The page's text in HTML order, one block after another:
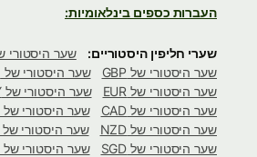
העברות כספים בינלאומיות:
שערי חליפין היסטוריים:
שער היסטורי של AUD
שער היסטורי של GBP
שער היסטורי של MXN
שער היסטורי של EUR
שער היסטורי של JPY
שער היסטורי של CAD
שער היסטורי של INR
שער היסטורי של NZD
שער היסטורי של ZAR
שער היסטורי של SGD
שער היסטורי של USD